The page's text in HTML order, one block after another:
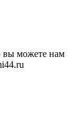
вы можете нам